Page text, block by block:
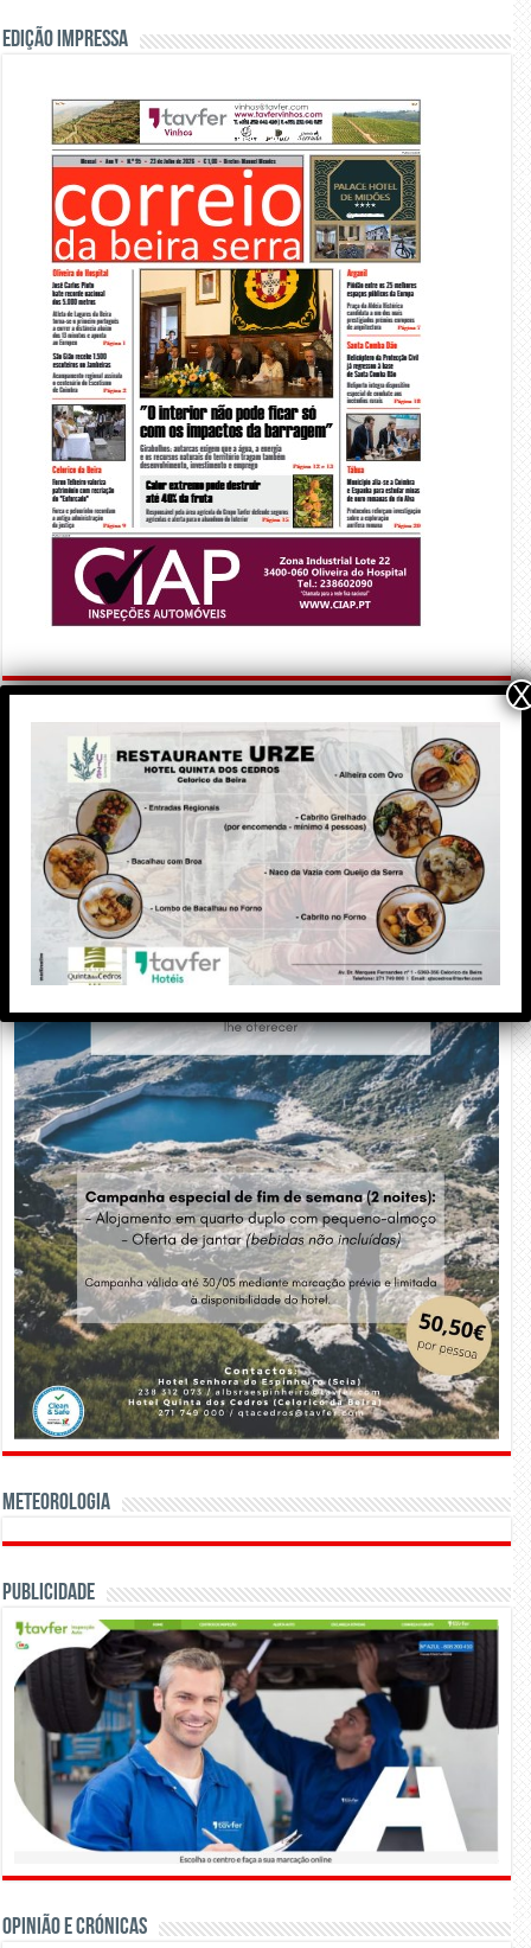
Edição Impressa
PUBLICIDADE
Meteorologia
Publicidade
OPINIÃO E CRÓNICAS
X